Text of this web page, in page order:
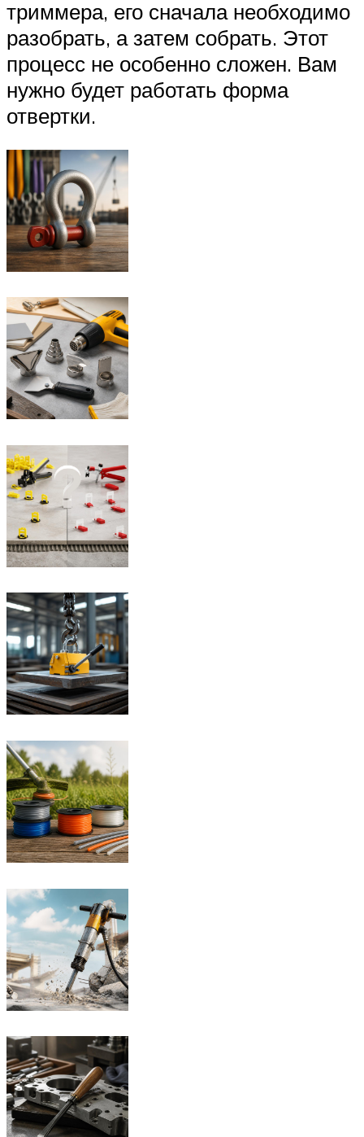
триммера, его сначала необходимо
разобрать, а затем собрать. Этот
процесс не особенно сложен. Вам
нужно будет работать форма
отвертки.